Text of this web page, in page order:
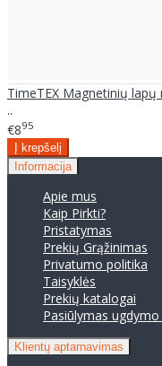
TimeTEX Magnetinių
..
€895
Informacija
Apie mus
Kaip Pirkti?
Pristatymas
Prekių Grąžinimas
Privatumo politika
Taisyklės
Prekių katalogai
Pasiūlymas
Klientų aptarnavimas